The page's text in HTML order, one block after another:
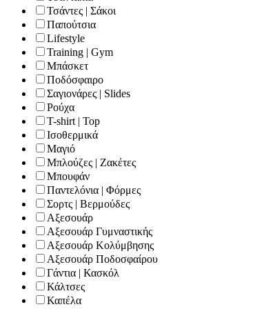
Τσάντες | Σάκοι
Παπούτσια
Lifestyle
Training | Gym
Μπάσκετ
Ποδόσφαιρο
Σαγιονάρες | Slides
Ρούχα
T-shirt | Top
Ισοθερμικά
Μαγιό
Μπλούζες | Ζακέτες
Μπουφάν
Παντελόνια | Φόρμες
Σορτς | Βερμούδες
Αξεσουάρ
Αξεσουάρ Γυμναστικής
Αξεσουάρ Κολύμβησης
Αξεσουάρ Ποδοσφαίρου
Γάντια | Κασκόλ
Κάλτσες
Καπέλα